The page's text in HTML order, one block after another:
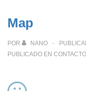
Map
POR NANO
PUBLICADO EN CONTACTO